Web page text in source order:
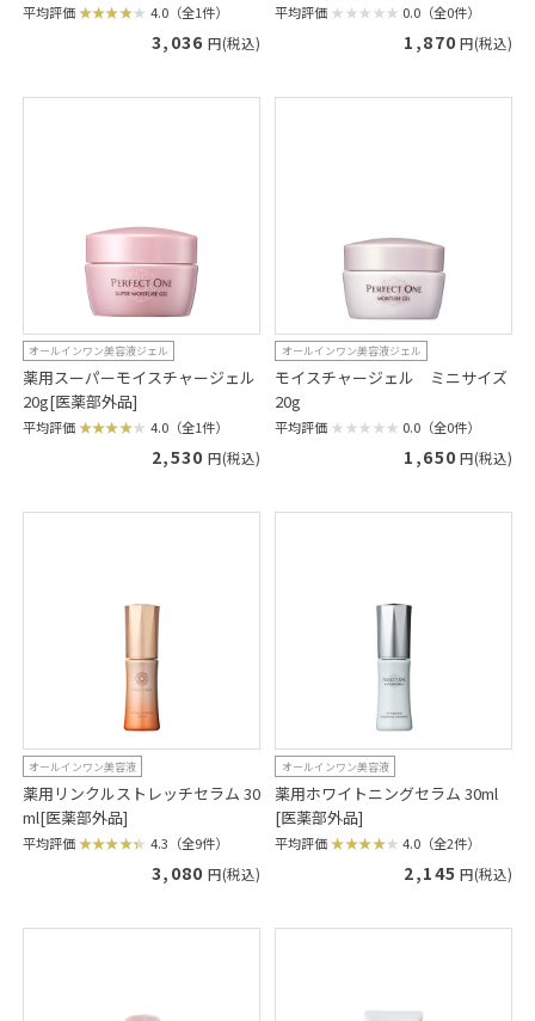
平均評価 4.0（全1件）
3,036 円(税込)
平均評価 0.0（全0件）
1,870 円(税込)
オールインワン美容液ジェル
薬用スーパーモイスチャージェル
20g[医薬部外品]
平均評価 4.0（全1件）
2,530 円(税込)
オールインワン美容液ジェル
モイスチャージェル ミニサイズ
20g
平均評価 0.0（全0件）
1,650 円(税込)
オールインワン美容液
薬用リンクルストレッチセラム 30
ml[医薬部外品]
平均評価 4.3（全9件）
3,080 円(税込)
オールインワン美容液
薬用ホワイトニングセラム 30ml
[医薬部外品]
平均評価 4.0（全2件）
2,145 円(税込)